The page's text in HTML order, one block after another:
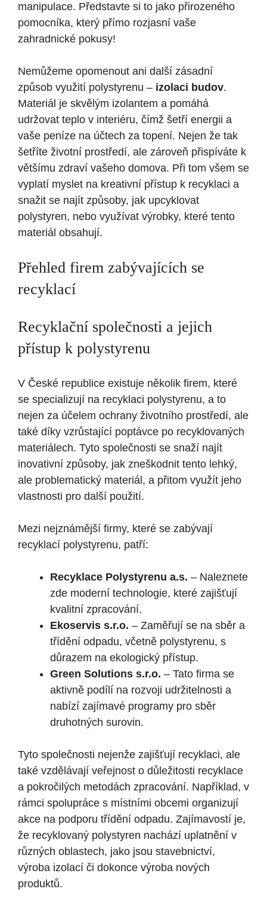
manipulace. Představte si to jako přirozeného
pomocníka, který přímo rozjasní vaše
zahradnické pokusy!
Nemůžeme opomenout ani další zásadní
způsob využití polystyrenu – izolaci budov.
Materiál je skvělým izolantem a pomáhá
udržovat teplo v interiéru, čímž šetří energii a
vaše peníze na účtech za topení. Nejen že tak
šetříte životní prostředí, ale zároveň přispíváte k
většímu zdraví vašeho domova. Při tom všem se
vyplatí myslet na kreativní přístup k recyklaci a
snažit se najít způsoby, jak upcyklovat
polystyren, nebo využívat výrobky, které tento
materiál obsahují.
Přehled firem zabývajících se
recyklací
Recyklační společnosti a jejich
přístup k polystyrenu
V České republice existuje několik firem, které
se specializují na recyklaci polystyrenu, a to
nejen za účelem ochrany životního prostředí, ale
také díky vzrůstající poptávce po recyklovaných
materiálech. Tyto společnosti se snaží najít
inovativní způsoby, jak zneškodnit tento lehký,
ale problematický materiál, a přitom využít jeho
vlastnosti pro další použití.
Mezi nejznámější firmy, které se zabývají
recyklací polystyrenu, patří:
Recyklace Polystyrenu a.s. – Naleznete
zde moderní technologie, které zajišťují
kvalitní zpracování.
Ekoservis s.r.o. – Zaměřují se na sběr a
třídění odpadu, včetně polystyrenu, s
důrazem na ekologický přístup.
Green Solutions s.r.o. – Tato firma se
aktivně podílí na rozvoji udržitelnosti a
nabízí zajímavé programy pro sběr
druhotných surovin.
Tyto společnosti nejenže zajišťují recyklaci, ale
také vzdělávají veřejnost o důležitosti recyklace
a pokročilých metodách zpracování. Například, v
rámci spolupráce s místními obcemi organizují
akce na podporu třídění odpadu. Zajímavostí je,
že recyklovaný polystyren nachází uplatnění v
různých oblastech, jako jsou stavebnictví,
výroba izolací či dokonce výroba nových
produktů.